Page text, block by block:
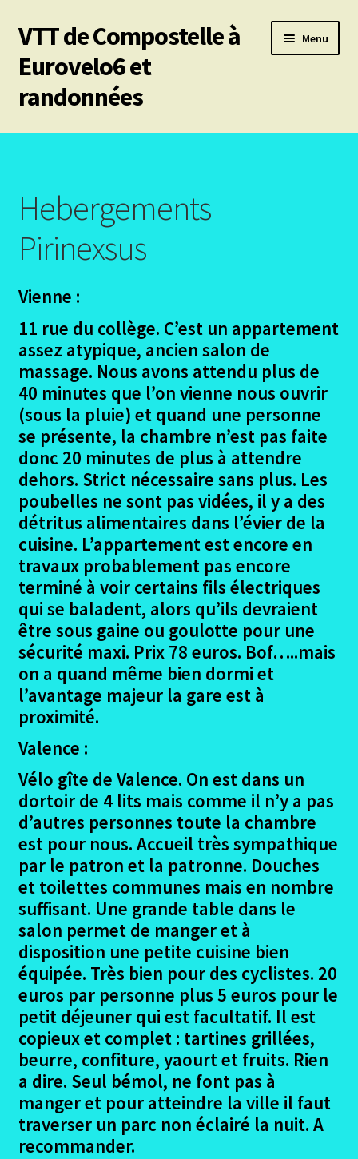
Aller
à
la
navigation
Aller
au
contenu
VTT de Compostelle à
Eurovelo6 et
randonnées
Menu
Mes 6 chemins vtt de Compostelle
Autres trajets VTT
Chemin de Stevenson
Les canaux
menu
Le Pirinexus
Ouvrir
menu
enfant
Les Participants Pirinexus
Le projet Pirinexus
Le trajet Pirinexus
le
menu
enfant
Bonus photographique Pirinexus
Hebergements Pirinexsus
Conclusion Pirinexus
La Loire à Vélo
Ouvrir
le
Dans le Gard
En Haute Savoie
Randonnées pédestres
menu
enfant
Me contacter
Hebergements
Pirinexsus
Vienne :
11 rue du collège. C’est un appartement
assez atypique, ancien salon de
massage. Nous avons attendu plus de
40 minutes que l’on vienne nous ouvrir
(sous la pluie) et quand une personne
se présente, la chambre n’est pas faite
donc 20 minutes de plus à attendre
dehors. Strict nécessaire sans plus. Les
poubelles ne sont pas vidées, il y a des
détritus alimentaires dans l’évier de la
cuisine. L’appartement est encore en
travaux probablement pas encore
terminé à voir certains fils électriques
qui se baladent, alors qu’ils devraient
être sous gaine ou goulotte pour une
sécurité maxi. Prix 78 euros. Bof…..mais
on a quand même bien dormi et
l’avantage majeur la gare est à
proximité.
Valence :
Vélo gîte de Valence. On est dans un
dortoir de 4 lits mais comme il n’y a pas
d’autres personnes toute la chambre
est pour nous. Accueil très sympathique
par le patron et la patronne. Douches
et toilettes communes mais en nombre
suffisant. Une grande table dans le
salon permet de manger et à
disposition une petite cuisine bien
équipée. Très bien pour des cyclistes. 20
euros par personne plus 5 euros pour le
petit déjeuner qui est facultatif. Il est
copieux et complet : tartines grillées,
beurre, confiture, yaourt et fruits. Rien
a dire. Seul bémol, ne font pas à
manger et pour atteindre la ville il faut
traverser un parc non éclairé la nuit. A
recommander.